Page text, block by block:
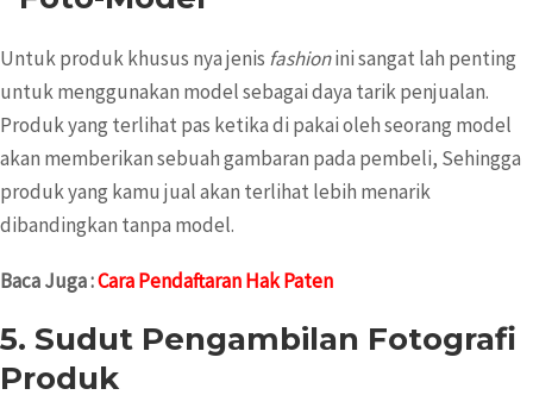
Untuk produk khusus nya jenis fashionini sangat lah penting
untuk menggunakan model sebagai daya tarik penjualan.
Produk yang terlihat pas ketika di pakai oleh seorang model
akan memberikan sebuah gambaran pada pembeli, Sehingga
produk yang kamu jual akan terlihat lebih menarik
dibandingkan tanpa model.
Baca Juga :Cara Pendaftaran Hak Paten
5. Sudut Pengambilan Fotografi
Produk